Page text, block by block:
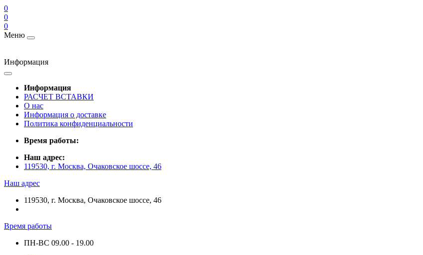
0
0
0
Меню
Информация
Информация
РАСЧЕТ ВСТАВКИ
О нас
Информация о доставке
Политика конфиденциальности
Время работы:
Наш адрес:
119530, г. Москва, Очаковское шоссе, 46
Наш адрес
119530, г. Москва, Очаковское шоссе, 46
Время работы
ПН-ВС 09.00 - 19.00